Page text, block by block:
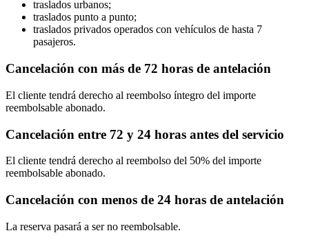
traslados urbanos;
traslados punto a punto;
traslados privados operados con vehículos de hasta 7
pasajeros.
Cancelación con más de 72 horas de antelación
El cliente tendrá derecho al reembolso íntegro del importe
reembolsable abonado.
Cancelación entre 72 y 24 horas antes del servicio
El cliente tendrá derecho al reembolso del 50% del importe
reembolsable abonado.
Cancelación con menos de 24 horas de antelación
La reserva pasará a ser no reembolsable.